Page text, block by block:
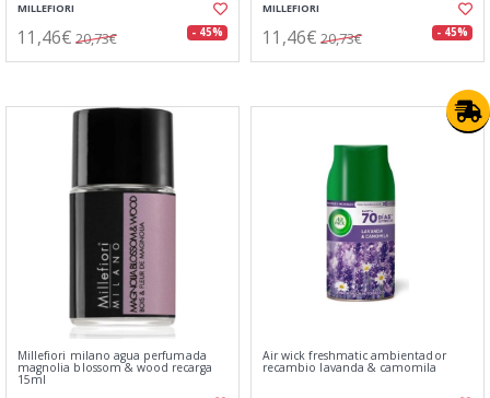
MILLEFIORI
11,46€ 20,73€ - 45%
MILLEFIORI
11,46€ 20,73€ - 45%
Millefiori milano agua perfumada
magnolia blossom & wood recarga
15ml
Air wick freshmatic ambientador
recambio lavanda & camomila